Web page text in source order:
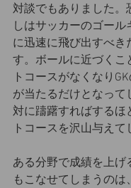
対談でもありました。
しはサッカーのゴール
に迅速に飛び出すべき
す。ボールに近づくこ
トコースがなくなり
が当たるだけとなって
対に躊躇すればするほ
トコースを沢山与えて
ある分野で成績を上げ
もこなせてしまうのは